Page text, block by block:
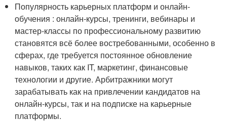
Популярность карьерных платформ и онлайн-
обучения : онлайн-курсы, тренинги, вебинары и
мастер-классы по профессиональному развитию
становятся всё более востребованными, особенно в
сферах, где требуется постоянное обновление
навыков, таких как IT, маркетинг, финансовые
технологии и другие. Арбитражники могут
зарабатывать как на привлечении кандидатов на
онлайн-курсы, так и на подписке на карьерные
платформы.